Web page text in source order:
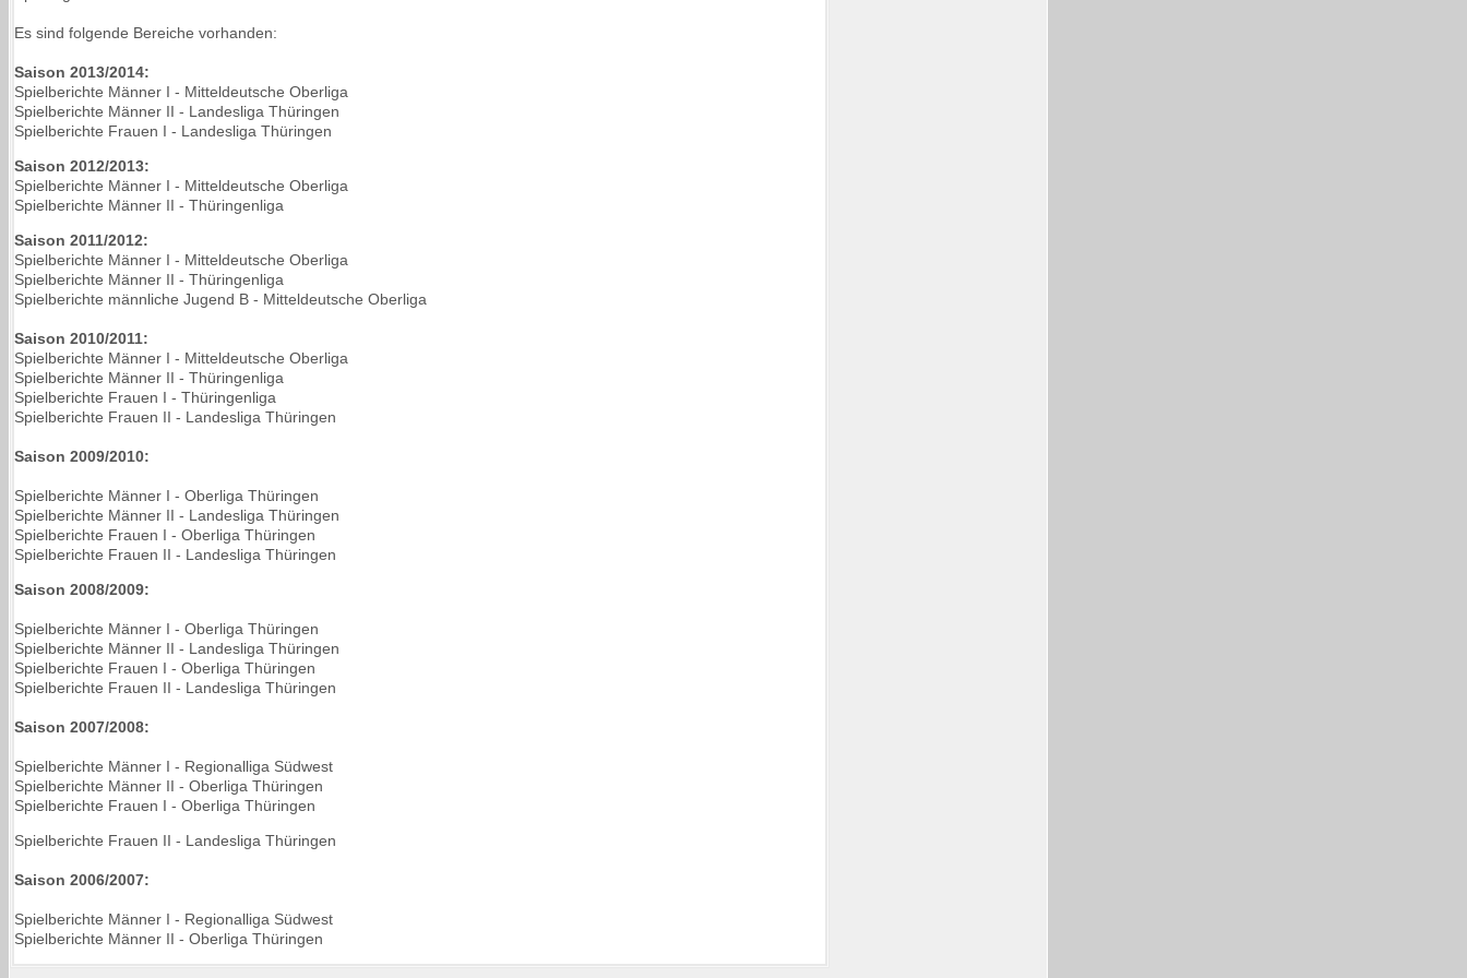
Es sind folgende Bereiche vorhanden:
Saison 2013/2014:
Spielberichte Männer I - Mitteldeutsche Oberliga
Spielberichte Männer II - Landesliga Thüringen
Spielberichte Frauen I - Landesliga Thüringen
Saison 2012/2013:
Spielberichte Männer I - Mitteldeutsche Oberliga
Spielberichte Männer II - Thüringenliga
Saison 2011/2012:
Spielberichte Männer I - Mitteldeutsche Oberliga
Spielberichte Männer II - Thüringenliga
Spielberichte männliche Jugend B - Mitteldeutsche Oberliga
Saison 2010/2011:
Spielberichte Männer I - Mitteldeutsche Oberliga
Spielberichte Männer II - Thüringenliga
Spielberichte Frauen I - Thüringenliga
Spielberichte Frauen II - Landesliga Thüringen
Saison 2009/2010:
Spielberichte Männer I - Oberliga Thüringen
Spielberichte Männer II - Landesliga Thüringen
Spielberichte Frauen I - Oberliga Thüringen
Spielberichte Frauen II - Landesliga Thüringen
Saison 2008/2009:
Spielberichte Männer I - Oberliga Thüringen
Spielberichte Männer II - Landesliga Thüringen
Spielberichte Frauen I - Oberliga Thüringen
Spielberichte Frauen II - Landesliga Thüringen
Saison 2007/2008:
Spielberichte Männer I - Regionalliga Südwest
Spielberichte Männer II - Oberliga Thüringen
Spielberichte Frauen I - Oberliga Thüringen
Spielberichte Frauen II - Landesliga Thüringen
Saison 2006/2007:
Spielberichte Männer I - Regionalliga Südwest
Spielberichte Männer II - Oberliga Thüringen